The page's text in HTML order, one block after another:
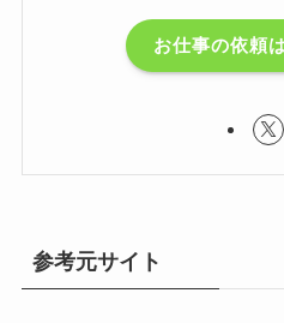
お仕事の依頼
参考元サイト